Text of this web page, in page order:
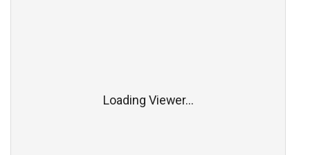
Loading Viewer...